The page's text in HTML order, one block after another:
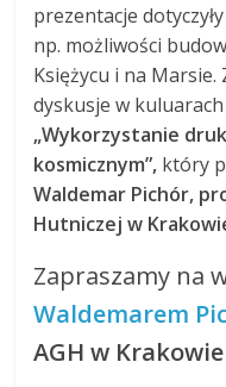
prezentacje
np. możliwości
Księżycu i na
dyskusje w
„Wykorzystanie
kosmicznym”, który
Waldemar Pichór,
Hutniczej w
Zapraszamy na
Waldemarem
AGH w Krakowie